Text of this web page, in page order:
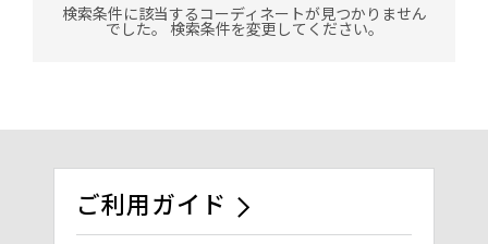
検索条件に該当するコーディネートが見つかりません
でした。 検索条件を変更してください。
ご利用ガイド